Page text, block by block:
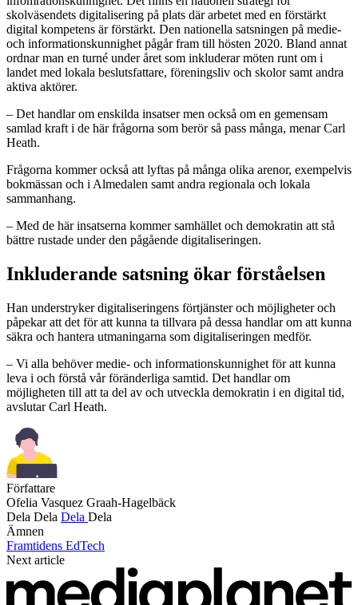
skolväsendets digitalisering på plats där arbetet med en förstärkt
digital kompetens är förstärkt. Den nationella satsningen på medie-
och informationskunnighet pågår fram till hösten 2020. Bland annat
ordnar man en turné under året som inkluderar möten runt om i
landet med lokala beslutsfattare, föreningsliv och skolor samt andra
aktiva aktörer.
– Det handlar om enskilda insatser men också om en gemensam
samlad kraft i de här frågorna som berör så pass många, menar Carl
Heath.
Frågorna kommer också att lyftas på många olika arenor, exempelvis
bokmässan och i Almedalen samt andra regionala och lokala
sammanhang.
– Med de här insatserna kommer samhället och demokratin att stå
bättre rustade under den pågående digitaliseringen.
Inkluderande satsning ökar förståelsen
Han understryker digitaliseringens förtjänster och möjligheter och
påpekar att det för att kunna ta tillvara på dessa handlar om att kunna
säkra och hantera utmaningarna som digitaliseringen medför.
– Vi alla behöver medie- och informationskunnighet för att kunna
leva i och förstå vår föränderliga samtid. Det handlar om
möjligheten till att ta del av och utveckla demokratin i en digital tid,
avslutar Carl Heath.
Författare
Ofelia Vasquez Graah-Hagelbäck
Dela Dela Dela Dela
Ämnen
Framtidens EdTech
Next article